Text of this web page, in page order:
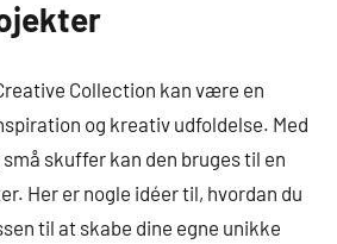
Collection kan være en
og kreativ udfoldelse. Med
skuffer kan den bruges til en
Her er nogle idéer til, hvordan du
til at skabe dine egne unikke